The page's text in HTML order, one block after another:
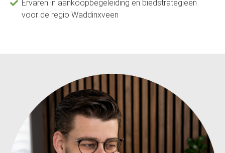
Ervaren in aankoopbegeleiding en biedstrategieën
voor de regio Waddinxveen